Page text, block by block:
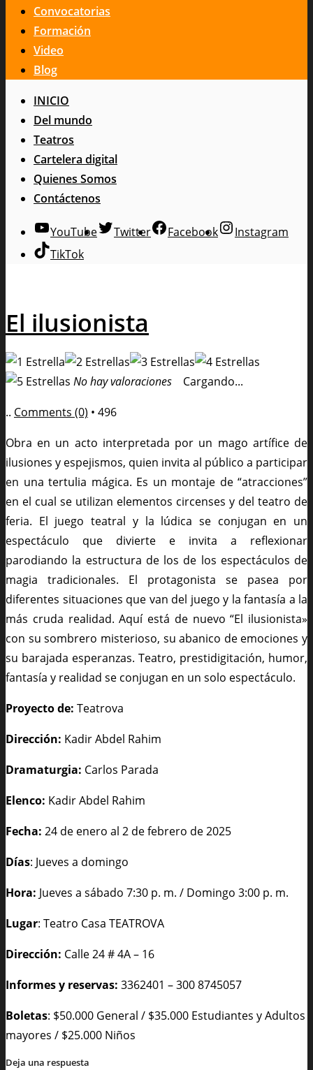
Convocatorias
Formación
Video
Blog
INICIO
Del mundo
Teatros
Cartelera digital
Quienes Somos
Contáctenos
YouTube Twitter Facebook
Instagram
TikTok
El ilusionista
No hay valoraciones
Cargando...
.. Comments (0) • 496
Obra en un acto interpretada por un mago artífice de
ilusiones y espejismos, quien invita al público a participar
en una tertulia mágica. Es un montaje de “atracciones”
en el cual se utilizan elementos circenses y del teatro de
feria. El juego teatral y la lúdica se conjugan en un
espectáculo que divierte e invita a reflexionar
parodiando la estructura de los de los espectáculos de
magia tradicionales. El protagonista se pasea por
diferentes situaciones que van del juego y la fantasía a la
más cruda realidad. Aquí está de nuevo “El ilusionista»
con su sombrero misterioso, su abanico de emociones y
su barajada esperanzas. Teatro, prestidigitación, humor,
fantasía y realidad se conjugan en un solo espectáculo.
Proyecto de: Teatrova
Dirección: Kadir Abdel Rahim
Dramaturgia: Carlos Parada
Elenco: Kadir Abdel Rahim
Fecha: 24 de enero al 2 de febrero de 2025
Días: Jueves a domingo
Hora: Jueves a sábado 7:30 p. m. / Domingo 3:00 p. m.
Lugar: Teatro Casa TEATROVA
Dirección: Calle 24 # 4A – 16
Informes y reservas: 3362401 – 300 8745057
Boletas: $50.000 General / $35.000 Estudiantes y Adultos
mayores / $25.000 Niños
Deja una respuesta